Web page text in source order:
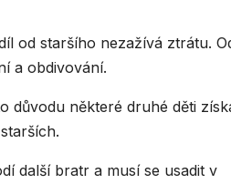
od staršího nezažívá ztrátu.
a obdivování.
důvodu některé druhé děti
další bratr a musí se usadit v